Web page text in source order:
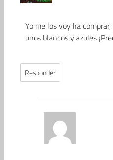
Yo me los voy ha
unos blancos y azules
Responder